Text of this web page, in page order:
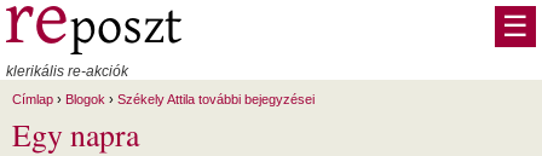
Ugrás a tartalomra
klerikális re-akciók
☰
Címlap › Blogok › Székely Attila további bejegyzései
Egy napra